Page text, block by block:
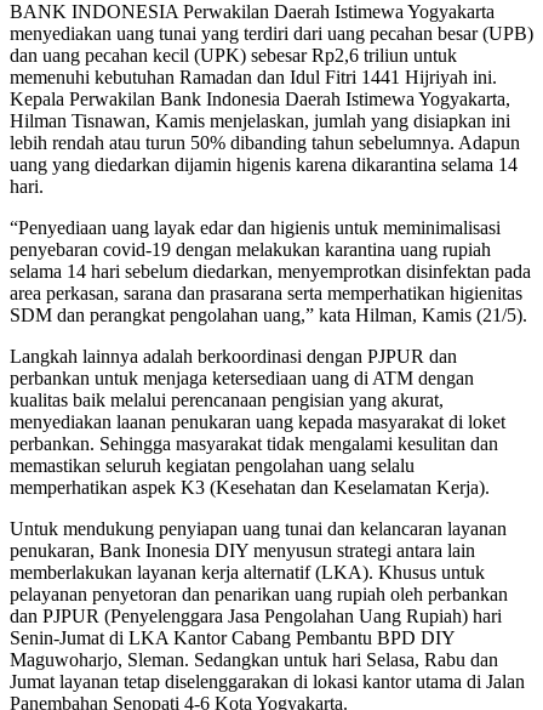
BANK INDONESIA Perwakilan Daerah Istimewa Yogyakarta
menyediakan uang tunai yang terdiri dari uang pecahan besar (UPB)
dan uang pecahan kecil (UPK) sebesar Rp2,6 triliun untuk
memenuhi kebutuhan Ramadan dan Idul Fitri 1441 Hijriyah ini.
Kepala Perwakilan Bank Indonesia Daerah Istimewa Yogyakarta,
Hilman Tisnawan, Kamis menjelaskan, jumlah yang disiapkan ini
lebih rendah atau turun 50% dibanding tahun sebelumnya. Adapun
uang yang diedarkan dijamin higenis karena dikarantina selama 14
hari.
“Penyediaan uang layak edar dan higienis untuk meminimalisasi
penyebaran covid-19 dengan melakukan karantina uang rupiah
selama 14 hari sebelum diedarkan, menyemprotkan disinfektan pada
area perkasan, sarana dan prasarana serta memperhatikan higienitas
SDM dan perangkat pengolahan uang,” kata Hilman, Kamis (21/5).
Langkah lainnya adalah berkoordinasi dengan PJPUR dan
perbankan untuk menjaga ketersediaan uang di ATM dengan
kualitas baik melalui perencanaan pengisian yang akurat,
menyediakan laanan penukaran uang kepada masyarakat di loket
perbankan. Sehingga masyarakat tidak mengalami kesulitan dan
memastikan seluruh kegiatan pengolahan uang selalu
memperhatikan aspek K3 (Kesehatan dan Keselamatan Kerja).
Untuk mendukung penyiapan uang tunai dan kelancaran layanan
penukaran, Bank Inonesia DIY menyusun strategi antara lain
memberlakukan layanan kerja alternatif (LKA). Khusus untuk
pelayanan penyetoran dan penarikan uang rupiah oleh perbankan
dan PJPUR (Penyelenggara Jasa Pengolahan Uang Rupiah) hari
Senin-Jumat di LKA Kantor Cabang Pembantu BPD DIY
Maguwoharjo, Sleman. Sedangkan untuk hari Selasa, Rabu dan
Jumat layanan tetap diselenggarakan di lokasi kantor utama di Jalan
Panembahan Senopati 4-6 Kota Yogyakarta.